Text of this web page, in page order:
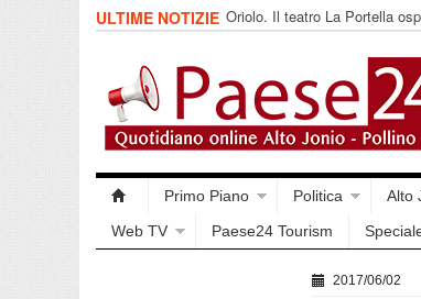
ULTIME NOTIZIE Oriolo. Il teatro La Portella
collettivo 365
Primo Piano Politica Alto
Web TV
Paese24 Tourism
2017/06/02